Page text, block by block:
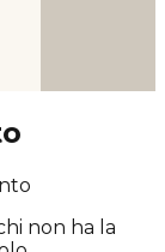
non ha la